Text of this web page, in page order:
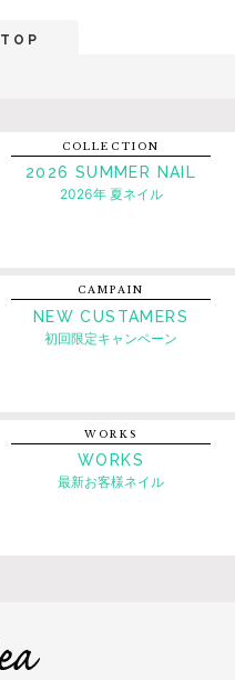
TOP
COLLECTION
2026 SUMMER NAIL
2026年 夏ネイル
CAMPAIN
NEW CUSTAMERS
初回限定キャンペーン
WORKS
WORKS
最新お客様ネイル